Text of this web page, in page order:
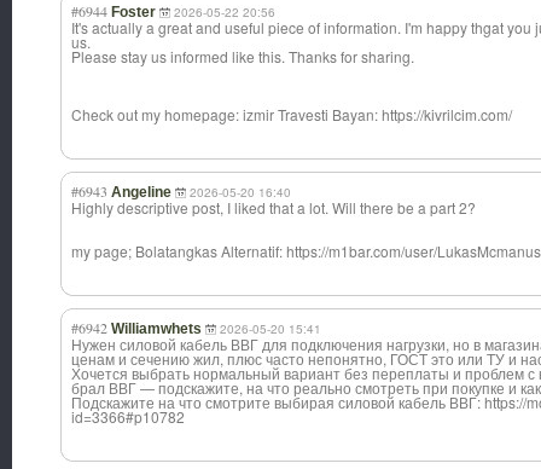
#6944 Foster 2026-05-22 20:56
It's actually a great and useful piece of information. I'm happy thgat you
us.
Please stay us informed like this. Thanks for sharing.
Check out my homepage: izmir Travesti Bayan: https://kivrilcim.com/
#6943 Angeline 2026-05-20 16:40
Highly descriptive post, I liked that a lot. Will there be a part 2?
my page; Bolatangkas Alternatif: https://m1bar.com/user/
#6942 Williamwhets 2026-05-20 15:41
Нужен силовой кабель ВВГ для подключения нагрузки, но в
ценам и сечению жил, плюс часто непонятно, ГОСТ это или ТУ и
Хочется выбрать нормальный вариант без переплаты и проблем с
брал ВВГ — подскажите, на что реально смотреть при покупке и
Подскажите на что смотрите выбирая силовой кабель ВВГ: https://
id=3366#p10782